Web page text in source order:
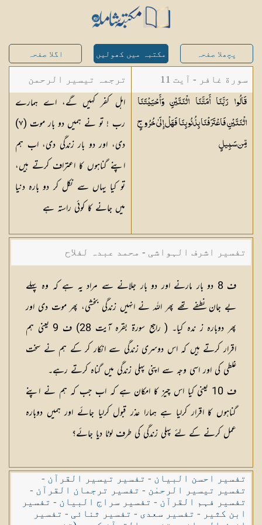
پچھلا صفحہ مکتبہ میں کھولیں اگلا صفحہ
سورة غافر - آیت 11
قَالُوا رَبَّنَا أَمَتَّنَا اثْنَتَيْنِ وَأَحْيَيْتَنَا
اثْنَتَيْنِ فَاعْتَرَفْنَا بِذُنُوبِنَا فَهَلْ إِلَىٰ خُرُوجٍ
مِّنسَبِيلٍ
ترجمہ تیسیر الرحمن
لبیان القرآن - محمد
لقمان سلفی
اہل کفر کہیں گے، اے ہمارے
رب ! تو نے ہمیں دو بار موت (٧)
دی، اور دو بار زندگی دی، اب ہم
اپنے گناہوں کا اعتراف کرتے ہیں،
تو کیا یہاں سے نکل کر دو بارہ دنیا
میں جانے کا کوئی راستہ ہے
تفسیر اشرف الہواشی - محمد عبدہ لفلاح
ف 8 دو بار مارنے اور دو بار جلانے سے مراد یہ ہے کہ وہ پہلے
بے جان نطفے تھے پھر اللہ نے انہیں زندگی بخشی، پھر موت دی اور
پھر دوبارہ ز ندہ کیا۔ ( راجع سورۃ بقرہ آیت 28) ف 9 یعنی ہم
اقرار کرتے ہیں کہ اس دوسری زندگی سے انکار کر کے ہم نے سخت
غلطی کی اور اسی وجہ سے اپنی پہلی زندگی میں گناہ کرتے رہے۔
ف 10 یعنی کیا اس چیز کا امکان ہے کہ اب جب کہ ہم نے اپنے
گناہوں کا اقرار کرلیا ہے ہمارا عذر قبول کرلیا جائے اور ہمیں دوبارہ
عمل کرنے کے لئے پہلی زندگی کی طرف لوٹا دیا جائے؟
تفسیر احسن البیان - تفسیر تیسیر القرآن -
تفسیر تیسیر الرحمٰن - تفسیر ترجمان القرآن -
تفسیر فہم القرآن - تفسیر سراج البیان - تفسیر
ابن کثیر - تفسیر سعدی - تفسیر ثنائی - تفسیر